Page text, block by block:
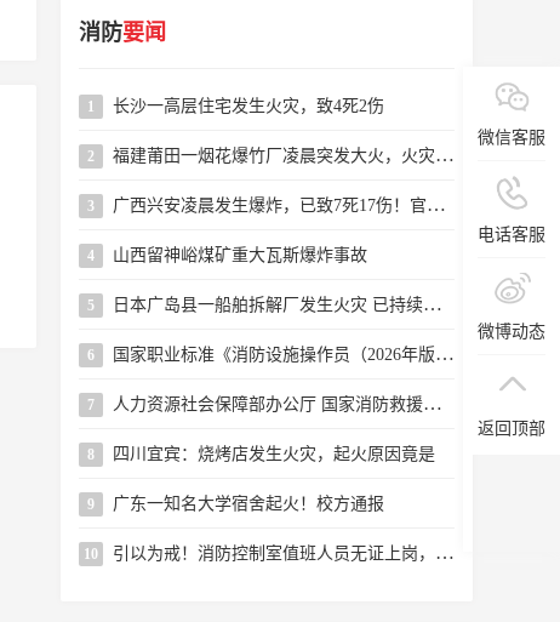
消防要闻
1 长沙一高层住宅发生火灾，致4死2伤
2 福建莆田一烟花爆竹厂凌晨突发大火，火灾系人为纵火，嫌疑人已被警方控制
3 广西兴安凌晨发生爆炸，已致7死17伤！官方通报→
4 山西留神峪煤矿重大瓦斯爆炸事故
5 日本广岛县一船舶拆解厂发生火灾 已持续近24小时
6 国家职业标准《消防设施操作员（2026年版）》解读
7 人力资源社会保障部办公厅 国家消防救援局办公室 关于颁布消防设施操作员国家职业标准的通知
8 四川宜宾：烧烤店发生火灾，起火原因竟是
9 广东一知名大学宿舍起火！校方通报
10 引以为戒！消防控制室值班人员无证上岗，这个小区物业被罚
微信客服
电话客服
微博动态
返回顶部